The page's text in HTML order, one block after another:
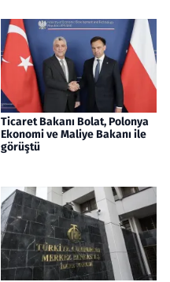
Ticaret Bakanı Bolat, Polonya
Ekonomi ve Maliye Bakanı ile
görüştü